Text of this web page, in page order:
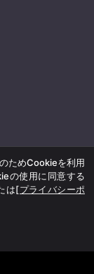
ためCookieを利用
の使用に同意する
は[プライバシーポ